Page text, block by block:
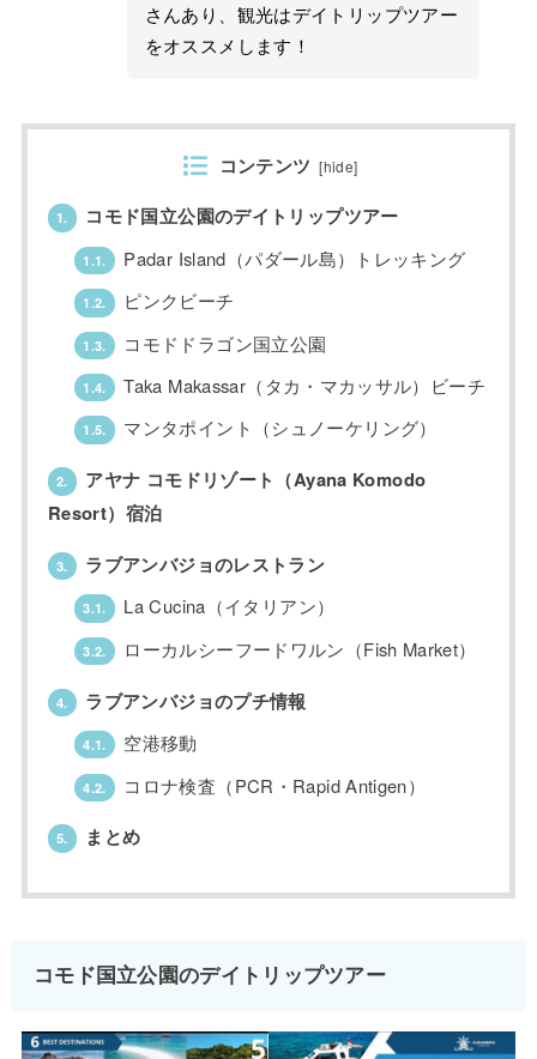
さんあり、観光はデイトリップツアー
をオススメします！
コンテンツ [hide]
1. コモド国立公園のデイトリップツアー
1.1. Padar Island（パダール島）トレッキング
1.2. ピンクビーチ
1.3. コモドドラゴン国立公園
1.4. Taka Makassar（タカ・マカッサル）ビーチ
1.5. マンタポイント（シュノーケリング）
2.
アヤナ コモドリゾート（Ayana Komodo
Resort）宿泊
3. ラブアンバジョのレストラン
3.1. La Cucina（イタリアン）
3.2. ローカルシーフードワルン（Fish Market）
4. ラブアンバジョのプチ情報
4.1. 空港移動
4.2. コロナ検査（PCR・Rapid Antigen）
5. まとめ
コモド国立公園のデイトリップツアー